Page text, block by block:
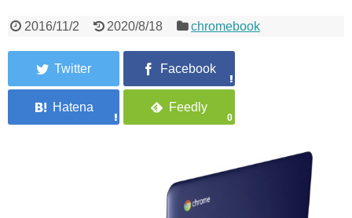
2016/11/2 2020/8/18 chromebook
0